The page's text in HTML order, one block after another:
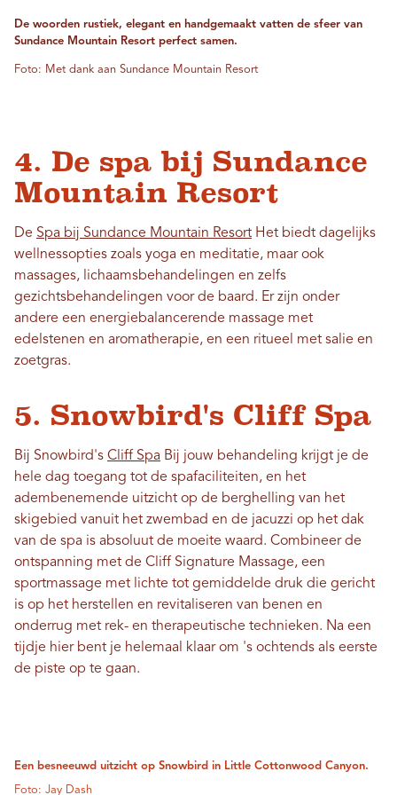
De woorden rustiek, elegant en handgemaakt vatten de sfeer van
Sundance Mountain Resort perfect samen.
Foto: Met dank aan Sundance Mountain Resort
4. De spa bij Sundance
Mountain Resort
De Spa bij Sundance Mountain Resort Het biedt dagelijks
wellnessopties zoals yoga en meditatie, maar ook
massages, lichaamsbehandelingen en zelfs
gezichtsbehandelingen voor de baard. Er zijn onder
andere een energiebalancerende massage met
edelstenen en aromatherapie, en een ritueel met salie en
zoetgras.
5. Snowbird's Cliff Spa
Bij Snowbird's Cliff Spa Bij jouw behandeling krijgt je de
hele dag toegang tot de spafaciliteiten, en het
adembenemende uitzicht op de berghelling van het
skigebied vanuit het zwembad en de jacuzzi op het dak
van de spa is absoluut de moeite waard. Combineer de
ontspanning met de Cliff Signature Massage, een
sportmassage met lichte tot gemiddelde druk die gericht
is op het herstellen en revitaliseren van benen en
onderrug met rek- en therapeutische technieken. Na een
tijdje hier bent je helemaal klaar om 's ochtends als eerste
de piste op te gaan.
Een besneeuwd uitzicht op Snowbird in Little Cottonwood Canyon.
Foto: Jay Dash